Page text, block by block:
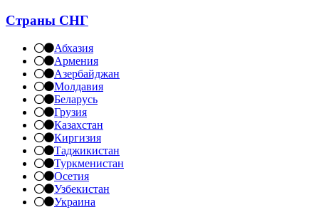
Страны СНГ
Абхазия
Армения
Азербайджан
Молдавия
Беларусь
Грузия
Казахстан
Киргизия
Таджикистан
Туркменистан
Осетия
Узбекистан
Украина